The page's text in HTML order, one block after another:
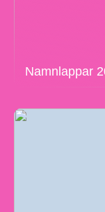
Namnlappar